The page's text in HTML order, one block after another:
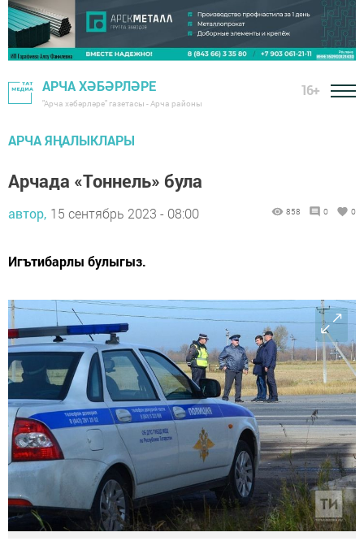
АРЧА ХӘБӘРЛӘРЕ
"Арча хәбәрләре" газетасы - Арча районы
16+
АРЧА ЯҢАЛЫКЛАРЫ
Арчада «Тоннель» була
автор, 15 сентябрь 2023 - 08:00 858 0 0
Игътибарлы булыгыз.